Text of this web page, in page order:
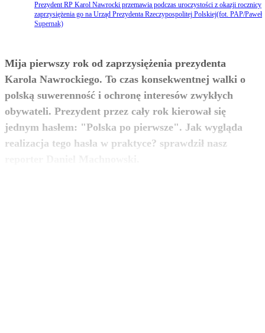
Prezydent RP Karol Nawrocki przemawia podczas uroczystości z okazji rocznicy
zaprzysiężenia go na Urząd Prezydenta Rzeczypospolitej Polskiej(fot. PAP/Paweł
Supernak)
Mija pierwszy rok od zaprzysiężenia prezydenta
Karola Nawrockiego. To czas konsekwentnej walki o
polską suwerenność i ochronę interesów zwykłych
obywateli. Prezydent przez cały rok kierował się
jednym hasłem: "Polska po pierwsze". Jak wygląda
realizacja tego hasła w praktyce? sprawdził nasz
zobacz więcej